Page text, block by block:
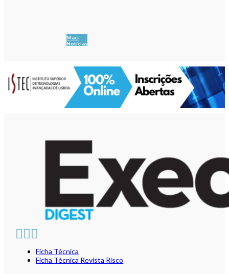
Mais
Notícias
Ficha Técnica
Ficha Técnica Revista Risco